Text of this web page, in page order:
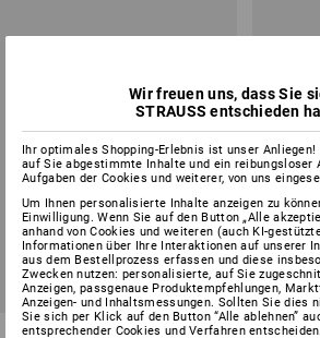
Spanngurte, 1-teilig mit Profi-
Wir freuen uns, dass Sie
STRAUSS entschieden
Ihr optimales Shopping-Erlebnis ist unser Anliegen!
auf Sie abgestimmte Inhalte und ein reibungsloser
Aufgaben der Cookies und weiterer, von uns
Um Ihnen personalisierte Inhalte anzeigen zu
Einwilligung. Wenn Sie auf den Button „Alle
anhand von Cookies und weiteren (auch KI-
Informationen über Ihre Interaktionen auf unserer
aus dem Bestellprozess erfassen und diese
Zwecken nutzen: personalisierte, auf Sie
Anzeigen, passgenaue Produktempfehlungen,
Anzeigen- und Inhaltsmessungen. Sollten Sie dies
Sie sich per Klick auf den Button “Alle ablehnen”
entsprechender Cookies und Verfahren entscheiden.